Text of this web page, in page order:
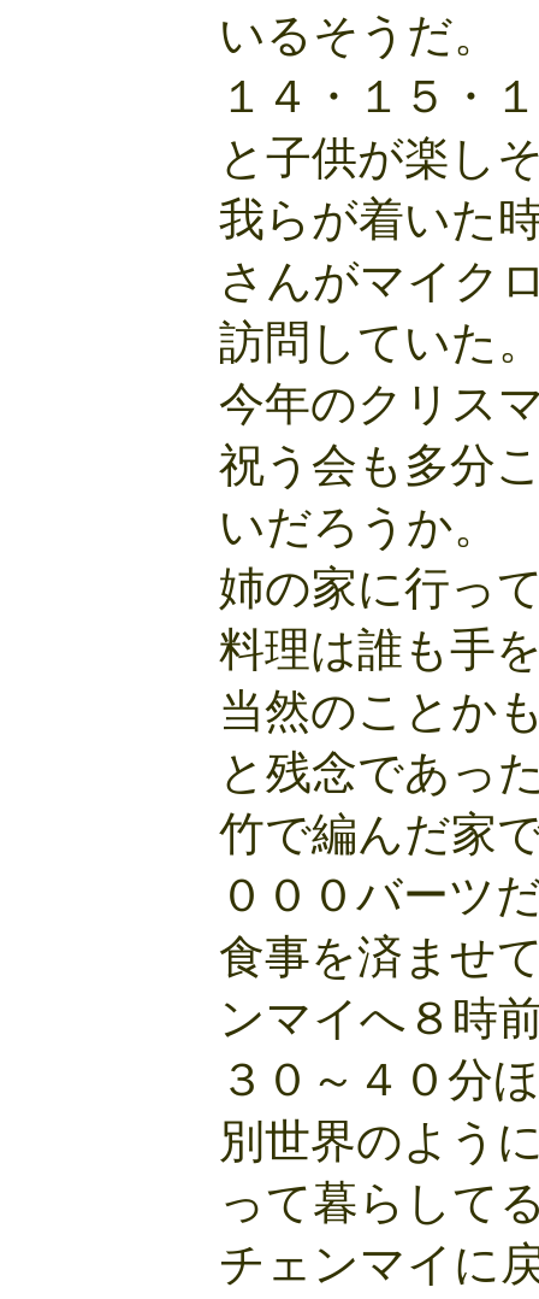
いるそうだ。
１４・１５・
と子供が楽し
我らが着いた
さんがマイク
訪問していた
今年のクリス
祝う会も多分
いだろうか。
姉の家に行っ
料理は誰も手
当然のことか
と残念であっ
竹で編んだ家
０００バーツ
食事を済ませ
ンマイへ８時
３０～４０分
別世界のよう
って暮らして
チェンマイに